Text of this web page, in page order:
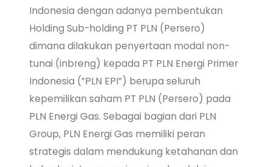
Indonesia dengan adanya pembentukan
Holding Sub-holding PT PLN (Persero)
dimana dilakukan penyertaan modal non-
tunai (inbreng) kepada PT PLN Energi Primer
Indonesia (”PLN EPI”) berupa seluruh
kepemilikan saham PT PLN (Persero) pada
PLN Energi Gas. Sebagai bagian dari PLN
Group, PLN Energi Gas memiliki peran
strategis dalam mendukung ketahanan dan